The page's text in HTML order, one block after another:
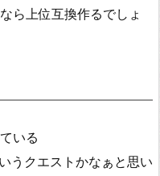
ら上位互換作るでしょ
いる
うクエストかなぁと思い